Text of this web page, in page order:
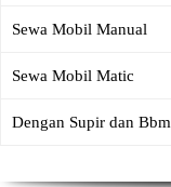
Sewa Mobil Manual
Sewa Mobil Matic
Dengan Supir dan Bbm